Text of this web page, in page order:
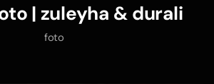
| zuleyha & durali
foto